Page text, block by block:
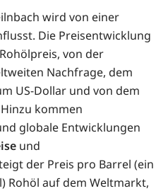
wird von einer
Die Preisentwicklung
von der
Nachfrage, dem
US-Dollar und von dem
kommen
globale Entwicklungen
und
der Preis pro Barrel (ein
Rohöl auf dem Weltmarkt,